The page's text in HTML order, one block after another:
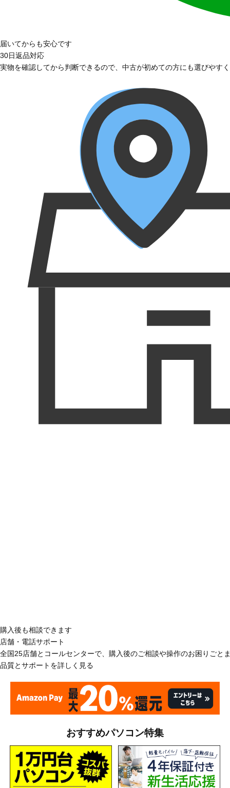
届いてからも安心です
30日返品対応
実物を確認してから判断できるので、中古が初めての方にも選びやす
購入後も相談できます
店舗・電話サポート
全国25店舗とコールセンターで、購入後のご相談や操作のお困りごと
品質とサポートを詳しく見る
おすすめパソコン特集